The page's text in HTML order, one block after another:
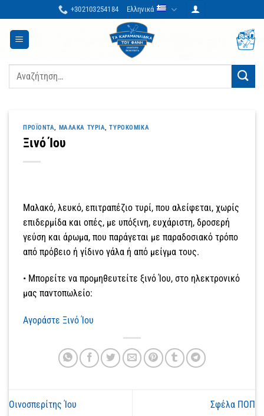
στο
περιεχόμενο
+302103254184 Ελληνικά
Αναζήτηση
ΠΡΟΪΌΝΤΑ, ΜΑΛΑΚΆ ΤΥΡΙΆ,ΤΥΡΟΚΟΜΙΚΆ
Ξινό Ίου
Μαλακό, λευκό, επιτραπέζιο τυρί, που αλείφεται, χωρίς
επιδερμίδα και οπές, με υπόξινη, ευχάριστη, δροσερή
γεύση και άρωμα, που παράγεται με παραδοσιακό τρόπο
από πρόβειο ή γίδινο γάλα ή από μείγμα τους.
• Μπορείτε να προμηθευτείτε ξινό Ίου, στο ηλεκτρονικό
μας παντοπωλείο:
Αγοράστε Ξινό Ίου
Οινοσπερίτης Ίου Σφέλα ΠΟΠ